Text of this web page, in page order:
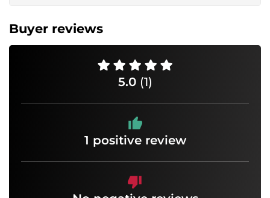
Buyer reviews
5.0 (1)
1 positive review